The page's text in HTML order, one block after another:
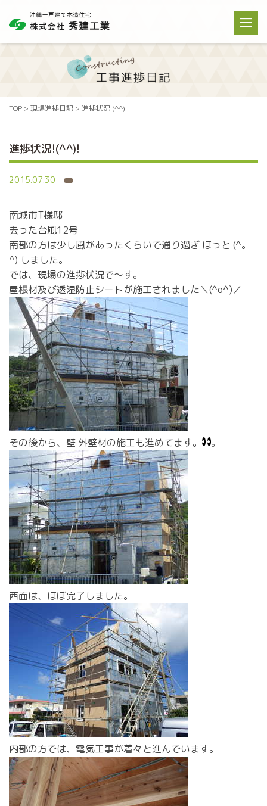
TOP > 現場進捗日記 > 進捗状況!(^^)!
進捗状況!(^^)!
2015.07.30
南城市T様邸
去った台風12号
南部の方は少し風があったくらいで通り過ぎ ほっと (^。
^) しました。
では、現場の進捗状況で～す。
屋根材及び透湿防止シートが施工されました＼(^o^)／
その後から、壁 外壁材の施工も進めてます。 。
西面は、ほぼ完了しました。
内部の方では、電気工事が着々と進んでいます。